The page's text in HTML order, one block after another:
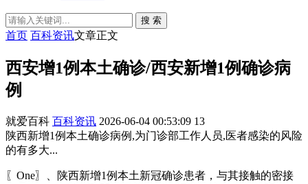
搜 索
首页 百科资讯文章正文
西安增1例本土确诊/西安新增1例确诊病
例
就爱百科 百科资讯 2026-06-04 00:53:09 13
陕西新增1例本土确诊病例,为门诊部工作人员,医者感染的风险
的有多大...
〖One〗、陕西新增1例本土新冠确诊患者，与其接触的密接